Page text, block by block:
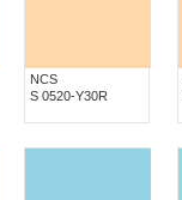
NCS
S 0520-Y30R